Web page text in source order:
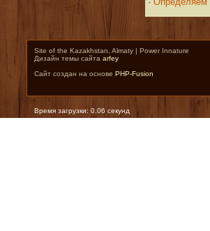
Site of the Kazakhstan, Almaty | Power Innature
Дизайн темы сайта arfey
Сайт создан на основе PHP-Fusion
Время загрузки: 0.06 секунд